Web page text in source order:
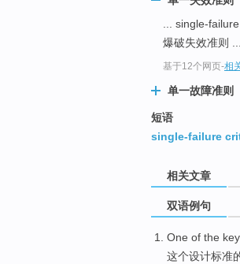
... single-
爆破失效准则 ...
基于12个网页-相
单一故障准则
短语
single-failure
相关文章
双语例句
One of the key
这个设计标准